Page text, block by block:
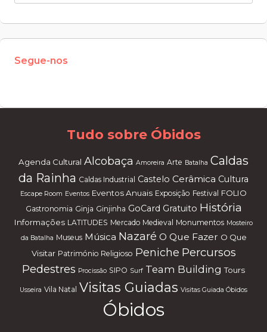
Segue-nos
en
Tudo sobre Óbidos
Agenda Cultural Alcobaça Amoreira Arte Batalha Caldas
da Rainha Caldas Industrial Castelo Cerâmica Cultura
Escape Room Eventos Eventos Anuais Exposição Festival FOLIO
Gastronomia Ginja Ginjinha GoCard Gratuito História
Informações LATITUDES Mercado Medieval Monumentos Mosteiro
da Batalha Museus Música Nazaré O Que Fazer O Que
Visitar Património Religioso Peniche Percursos
Pedestres Procissão SIPO Surf Team Building Tours
Usseira Vila Natal Visitas Guiadas Visitas Guiada Óbidos
Óbidos